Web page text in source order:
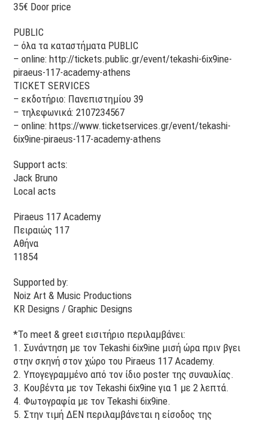
35€ Door price
PUBLIC
– όλα τα καταστήματα PUBLIC
– online: http://tickets.public.gr/event/tekashi-6ix9ine-
piraeus-117-academy-athens
TICKET SERVICES
– εκδοτήριο: Πανεπιστημίου 39
– τηλεφωνικά: 2107234567
– online: https://www.ticketservices.gr/event/tekashi-
6ix9ine-piraeus-117-academy-athens
Support acts:
Jack Bruno
Local acts
Piraeus 117 Academy
Πειραιώς 117
Αθήνα
11854
Supported by:
Noiz Art & Music Productions
KR Designs / Graphic Designs
*Το meet & greet εισιτήριο περιλαμβάνει:
1. Συνάντηση με τον Tekashi 6ix9ine μισή ώρα πριν βγει
στην σκηνή στον χώρο του Piraeus 117 Academy.
2. Υπογεγραμμένο από τον ίδιο poster της συναυλίας.
3. Κουβέντα με τον Tekashi 6ix9ine για 1 με 2 λεπτά.
4. Φωτογραφία με τον Tekashi 6ix9ine.
5. Στην τιμή ΔΕΝ περιλαμβάνεται η είσοδος της